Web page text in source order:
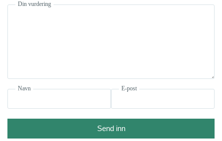
Din vurdering
Navn E-post
Send inn